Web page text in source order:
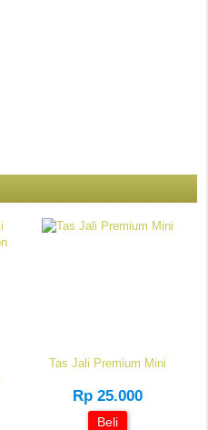
Tas Jali Premium Mini
Rp 25.000
Beli